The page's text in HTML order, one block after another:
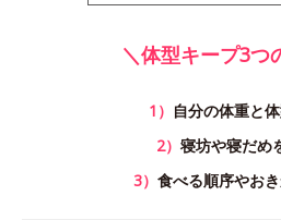
＼体型キープ3つ
1） 自分の体重と
2） 寝坊や寝だめ
3） 食べる順序やお